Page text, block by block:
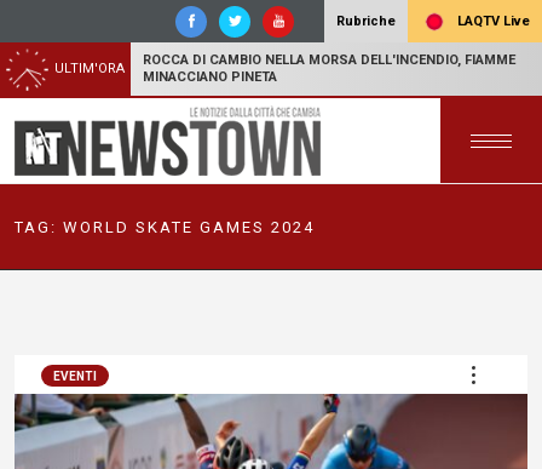
Rubriche LAQTV Live
ULTIM'ORA
ROCCA DI CAMBIO NELLA MORSA DELL'INCENDIO, FIAMME
MINACCIANO PINETA
TAG: WORLD SKATE GAMES 2024
EVENTI